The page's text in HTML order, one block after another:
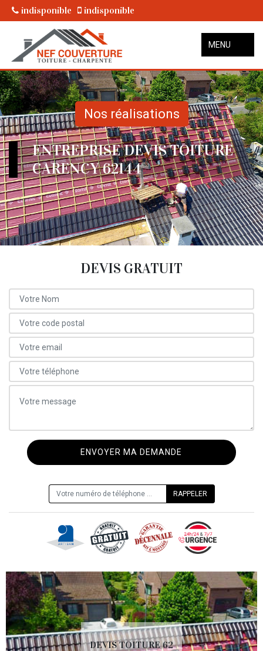
indisponible indisponible
MENU
Nos réalisations
ENTREPRISE DEVIS TOITURE
CARENCY 62144
DEVIS GRATUIT
DEVIS TOITURE 62